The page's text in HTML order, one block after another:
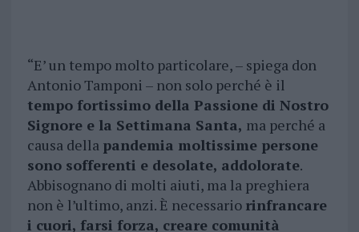
“E’ un tempo molto particolare, – spiega don
Antonio Tamponi – non solo perché è il
tempo fortissimo della Passione di Nostro
Signore e la Settimana Santa, ma perché a
causa della pandemia moltissime persone
sono sofferenti e desolate, addolorate.
Abbisognano di molti aiuti, ma la preghiera
non è l’ultimo, anzi. È necessario rinfrancare
i cuori, farsi forza, creare comunità